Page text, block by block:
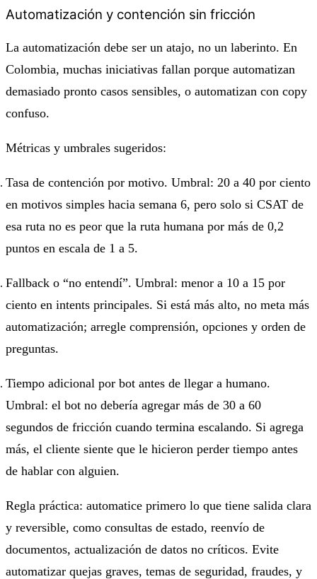
Automatización y contención sin fricción
La automatización debe ser un atajo, no un laberinto. En
Colombia, muchas iniciativas fallan porque automatizan
demasiado pronto casos sensibles, o automatizan con copy
confuso.
Métricas y umbrales sugeridos:
Tasa de contención por motivo. Umbral: 20 a 40 por ciento
en motivos simples hacia semana 6, pero solo si CSAT de
esa ruta no es peor que la ruta humana por más de 0,2
puntos en escala de 1 a 5.
Fallback o “no entendí”. Umbral: menor a 10 a 15 por
ciento en intents principales. Si está más alto, no meta más
automatización; arregle comprensión, opciones y orden de
preguntas.
Tiempo adicional por bot antes de llegar a humano.
Umbral: el bot no debería agregar más de 30 a 60
segundos de fricción cuando termina escalando. Si agrega
más, el cliente siente que le hicieron perder tiempo antes
de hablar con alguien.
Regla práctica: automatice primero lo que tiene salida clara
y reversible, como consultas de estado, reenvío de
documentos, actualización de datos no críticos. Evite
automatizar quejas graves, temas de seguridad, fraudes, y